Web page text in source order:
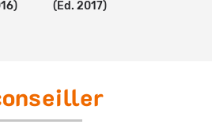
(Ed. 2017)